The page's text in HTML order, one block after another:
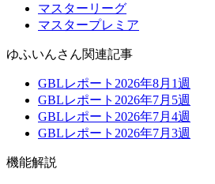
マスターリーグ
マスタープレミア
ゆふいんさん関連記事
GBLレポート2026年8月1週
GBLレポート2026年7月5週
GBLレポート2026年7月4週
GBLレポート2026年7月3週
機能解説